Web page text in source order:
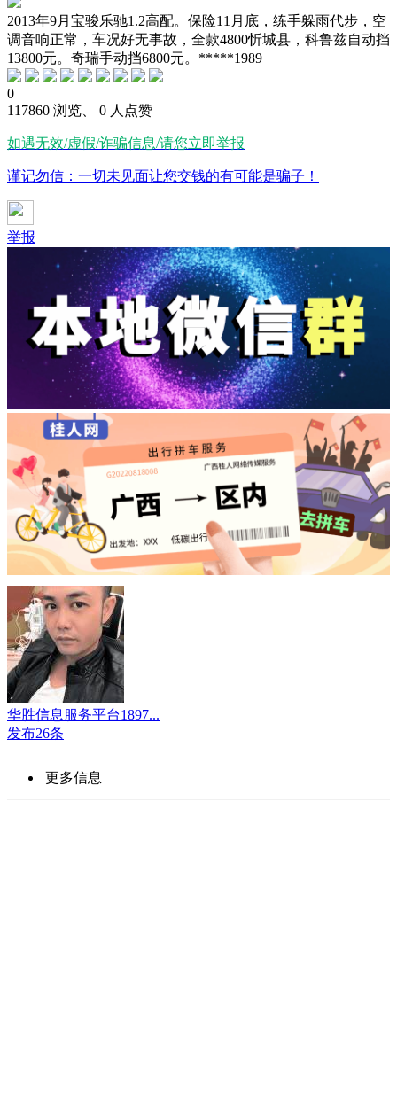
2013年9月宝骏乐驰1.2高配。保险11月底，练手躲雨代步，空
调音响正常，车况好无事故，全款4800忻城县，科鲁兹自动挡
13800元。奇瑞手动挡6800元。*****1989
0
117860 浏览、 0 人点赞
如遇无效/虚假/诈骗信息/请您立即举报
谨记勿信：一切未见面让您交钱的有可能是骗子！
举报
华胜信息服务平台1897...
发布26条
更多信息